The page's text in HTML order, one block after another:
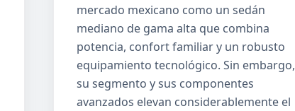
mercado mexicano como un sedán
mediano de gama alta que combina
potencia, confort familiar y un robusto
equipamiento tecnológico. Sin embargo,
su segmento y sus componentes
avanzados elevan considerablemente el